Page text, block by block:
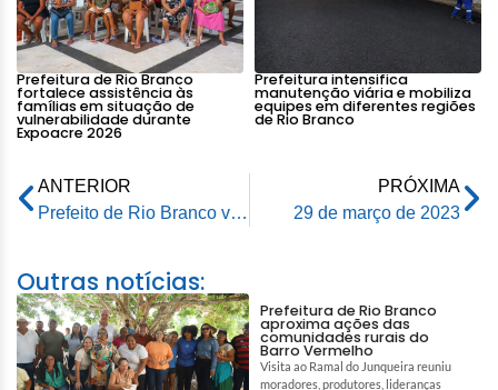
Prefeitura de Rio Branco
fortalece assistência às
famílias em situação de
vulnerabilidade durante
Expoacre 2026
Prefeitura intensifica
manutenção viária e mobiliza
equipes em diferentes regiões
de Rio Branco
ANTERIOR
Prefeito de Rio Branco vistoria instalações do abrigo no Parque de Exposições com presidente do TJ
PRÓXIMA
29 de março de 2023
Outras notícias:
Prefeitura de Rio Branco
aproxima ações das
comunidades rurais do
Barro Vermelho
Visita ao Ramal do Junqueira reuniu
moradores, produtores, lideranças